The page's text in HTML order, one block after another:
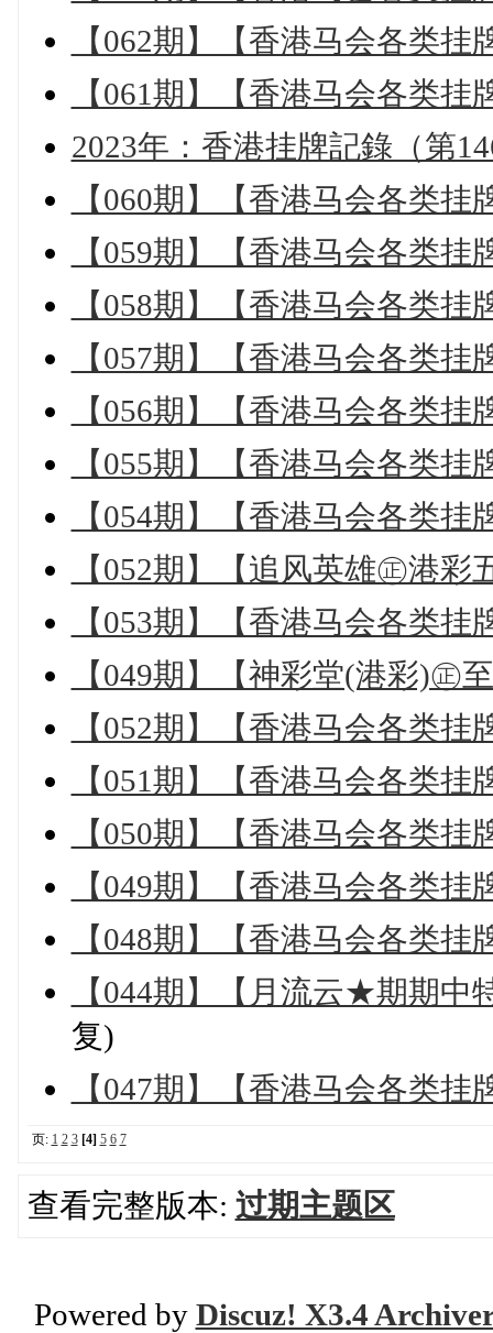
【062期】【香港马会各类
【061期】【香港马会各类
2023年：香港挂牌記錄（第
【060期】【香港马会各类
【059期】【香港马会各类
【058期】【香港马会各类
【057期】【香港马会各类
【056期】【香港马会各类
【055期】【香港马会各类
【054期】【香港马会各类
【052期】【追风英雄㊣港彩
【053期】【香港马会各类
【049期】【神彩堂(港彩)㊣
【052期】【香港马会各类
【051期】【香港马会各类
【050期】【香港马会各类
【049期】【香港马会各类
【048期】【香港马会各类
【044期】【月流云★期期中
复)
【047期】【香港马会各类
页: 1 2 3 [4] 5 6 7
查看完整版本: 过期主题区
Powered by Discuz! X3.4